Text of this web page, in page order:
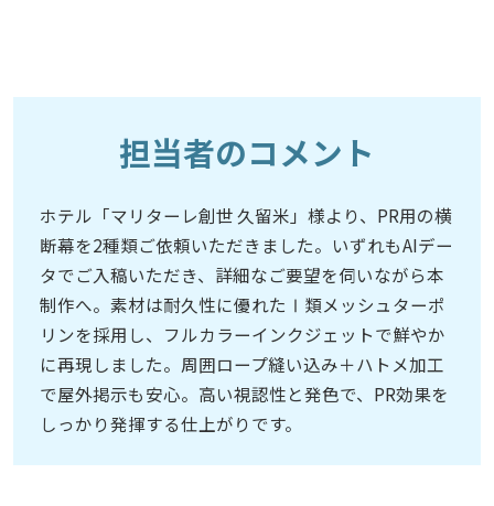
担当者のコメント
ホテル「マリターレ創世 久留米」様より、PR用の横
断幕を2種類ご依頼いただきました。いずれもAIデー
タでご入稿いただき、詳細なご要望を伺いながら本
制作へ。素材は耐久性に優れたⅠ類メッシュターポ
リンを採用し、フルカラーインクジェットで鮮やか
に再現しました。周囲ロープ縫い込み＋ハトメ加工
で屋外掲示も安心。高い視認性と発色で、PR効果を
しっかり発揮する仕上がりです。